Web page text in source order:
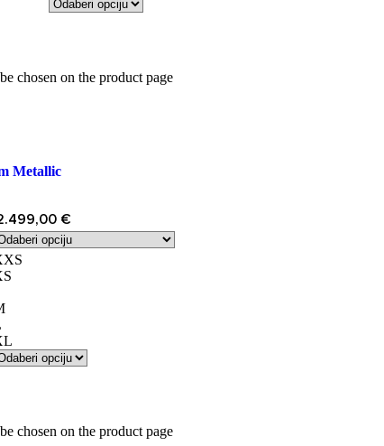
chosen on the product page
Metallic
€
chosen on the product page